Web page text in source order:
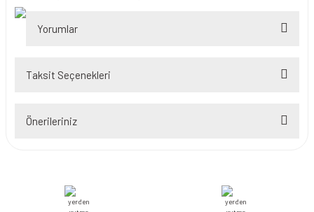
Yorumlar
Taksit Seçenekleri
Önerileriniz
iletebilirsiniz.
Görüş ve önerileriniz için teşekkür ederiz.